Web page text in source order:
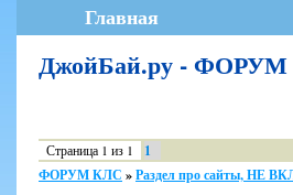
Главная
ДжойБай.ру -
Страница 1 из 1
1
ФОРУМ КЛС »Раздел про сайты,